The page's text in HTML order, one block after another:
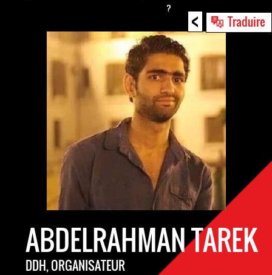
< Traduire
ABDELRAHMAN TAREK
DDH, ORGANISATEUR
?